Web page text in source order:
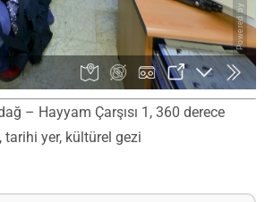
– Hayyam Çarşısı 1, 360 derece
yer, kültürel gezi